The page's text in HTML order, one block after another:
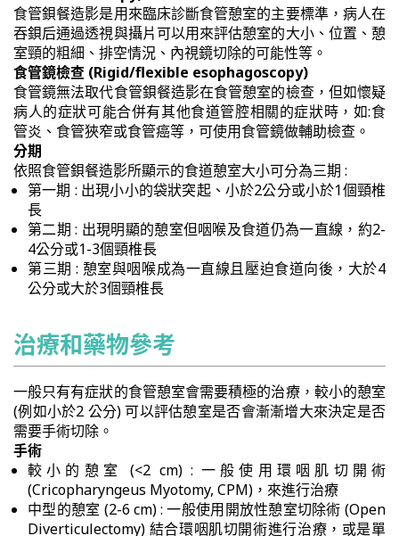
食管鋇餐造影是用來臨床診斷食管憩室的主要標準，病人在
吞鋇后通過透視與攝片可以用來評估憩室的大小、位置、憩
室頸的粗細、排空情況、內視鏡切除的可能性等。
食管鏡檢查 (Rigid/flexible esophagoscopy)
食管鏡無法取代食管鋇餐造影在食管憩室的檢查，但如懷疑
病人的症狀可能合併有其他食道管腔相關的症狀時，如:食
管炎、食管狹窄或食管癌等，可使用食管鏡做輔助檢查。
分期
依照食管鋇餐造影所顯示的食道憩室大小可分為三期 :
第一期 : 出現小小的袋狀突起、小於2公分或小於1個頸椎
長
第二期 : 出現明顯的憩室但咽喉及食道仍為一直線，約2-
4公分或1-3個頸椎長
第三期 : 憩室與咽喉成為一直線且壓迫食道向後，大於4
公分或大於3個頸椎長
治療和藥物參考
一般只有有症狀的食管憩室會需要積極的治療，較小的憩室
(例如小於2 公分) 可以評估憩室是否會漸漸增大來決定是否
需要手術切除。
手術
較小的憩室 (<2 cm) : 一般使用環咽肌切開術
(Cricopharyngeus Myotomy, CPM)，來進行治療
中型的憩室 (2-6 cm) : 一般使用開放性憩室切除術 (Open
Diverticulectomy) 結合環咽肌切開術進行治療，或是單